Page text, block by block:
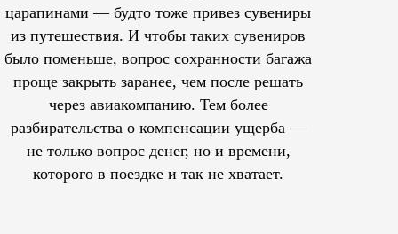
царапинами — будто тоже привез сувениры
из путешествия. И чтобы таких сувениров
было поменьше, вопрос сохранности багажа
проще закрыть заранее, чем после решать
через авиакомпанию. Тем более
разбирательства о компенсации ущерба —
не только вопрос денег, но и времени,
которого в поездке и так не хватает.